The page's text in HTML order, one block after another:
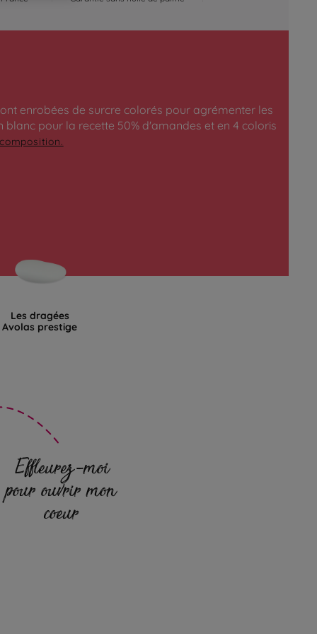
enrobées de surcre colorés pour agrémenter les
pour la recette 50% d'amandes et en 4 coloris
Les dragées
Avolas prestige
Effleurez-moi
pour ouvrir mon
coeur